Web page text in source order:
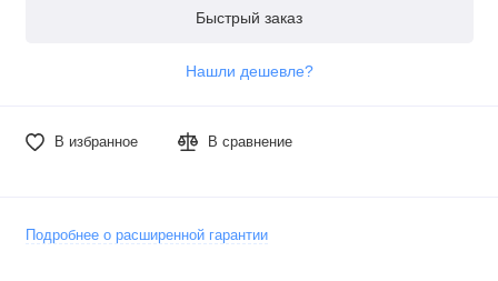
Быстрый заказ
Нашли дешевле?
В избранное В сравнение
Подробнее о расширенной гарантии